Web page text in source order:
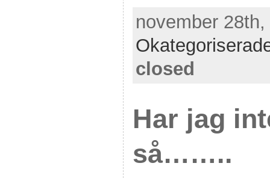
november
closed
Har jag
så……..